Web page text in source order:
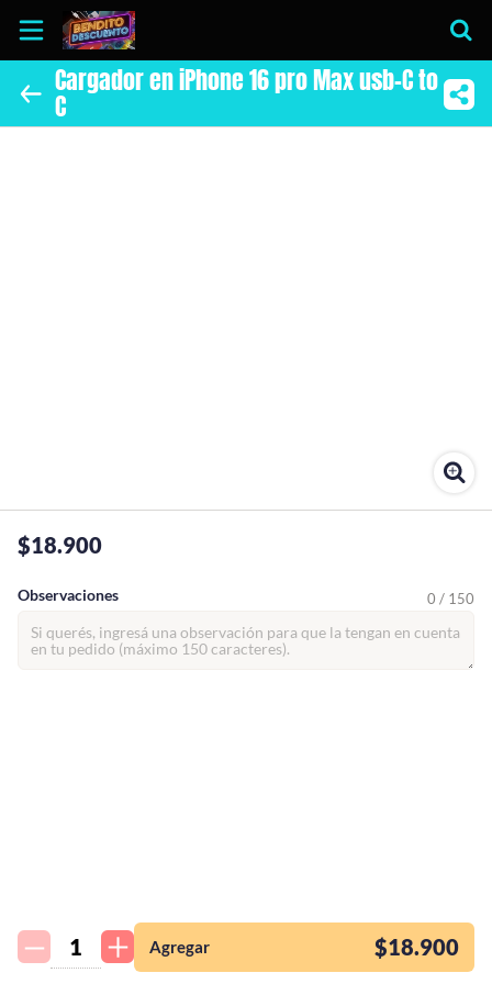
Inicio
tienda así para mi
emprendimiento!
Cargador en iPhone 16 pro Max usb-C to
C
$18.900
Observaciones 0 / 150
Agregar $18.900